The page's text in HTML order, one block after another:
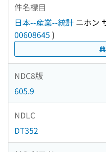
件名標目
日本--産業--統計 ニホン
00608645 )
NDC8版
605.9
NDLC
DT352